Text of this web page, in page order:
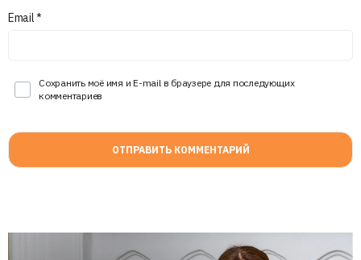
Email*
Сохранить моё имя и E-mail в браузере для последующих
комментариев